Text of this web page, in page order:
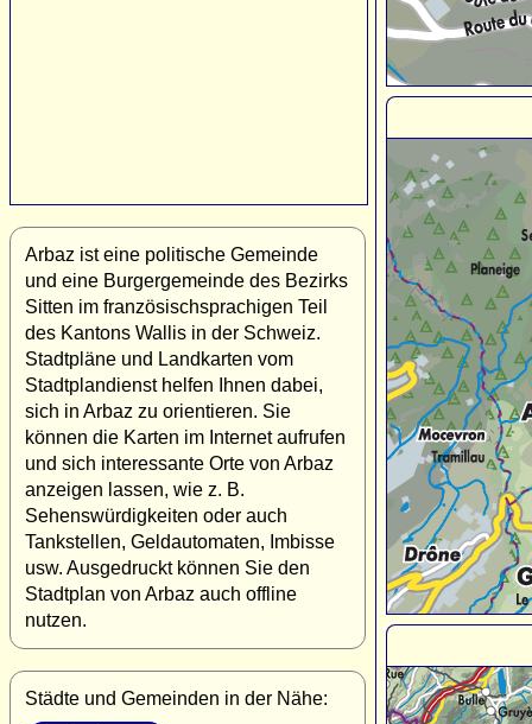
Arbaz ist eine politische Gemeinde
und eine Burgergemeinde des Bezirks
Sitten im französischsprachigen Teil
des Kantons Wallis in der Schweiz.
Stadtpläne und Landkarten vom
Stadtplandienst helfen Ihnen dabei,
sich in Arbaz zu orientieren. Sie
können die Karten im Internet aufrufen
und sich interessante Orte von Arbaz
anzeigen lassen, wie z. B.
Sehenswürdigkeiten oder auch
Tankstellen, Geldautomaten, Imbisse
usw. Ausgedruckt können Sie den
Stadtplan von Arbaz auch offline
nutzen.
Städte und Gemeinden in der Nähe: